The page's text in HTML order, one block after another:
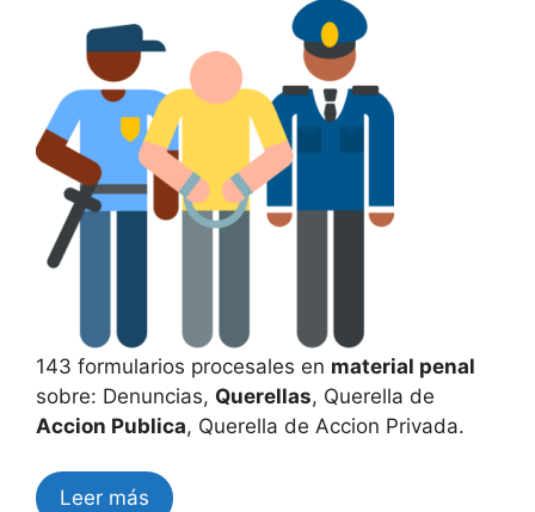
143 formularios procesales en material penal
sobre: Denuncias, Querellas, Querella de
Accion Publica, Querella de Accion Privada.
Leer más